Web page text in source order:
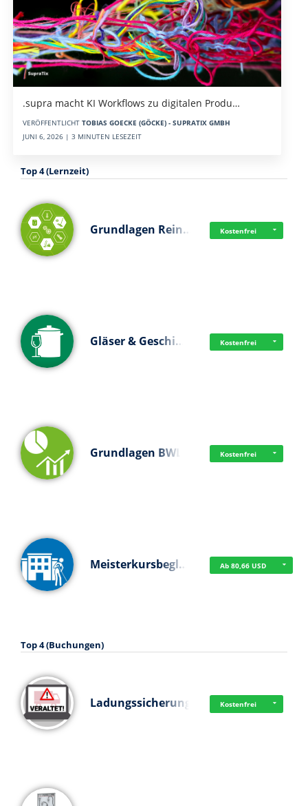
.supra macht KI Workflows zu digitalen Produ…
VERÖFFENTLICHT TOBIAS GOECKE (GÖCKE) - SUPRATIX GMBH
JUNI 6, 2026 | 3 MINUTEN LESEZEIT
Top 4 (Lernzeit)
Grundlagen Rein… Kostenfrei
Gläser & Geschi… Kostenfrei
Grundlagen BWL Kostenfrei
Meisterkursbegl… Ab 80,66 USD
Top 4 (Buchungen)
Ladungssicherung Kostenfrei